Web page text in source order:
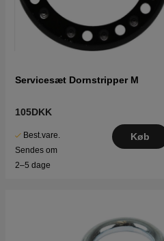
Servicesæt Dornstripper M
105DKK
Best.vare.
Sendes om
2–5 dage
Køb